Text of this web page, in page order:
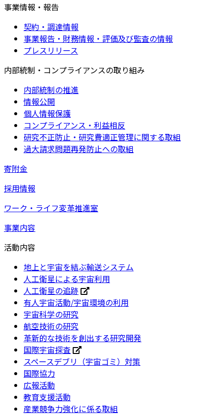
事業情報・報告
契約・調達情報
事業報告・財務情報・評価及び監査の情報
プレスリリース
内部統制・コンプライアンスの取り組み
内部統制の推進
情報公開
個人情報保護
コンプライアンス・利益相反
研究不正防止・研究費適正管理に関する取組
過大請求問題再発防止への取組
寄附金
採用情報
ワーク・ライフ変革推進室
事業内容
活動内容
地上と宇宙を結ぶ輸送システム
人工衛星による宇宙利用
人工衛星の追跡
有人宇宙活動/宇宙環境の利用
宇宙科学の研究
航空技術の研究
革新的な技術を創出する研究開発
国際宇宙探査
スペースデブリ（宇宙ゴミ）対策
国際協力
広報活動
教育支援活動
産業競争力強化に係る取組